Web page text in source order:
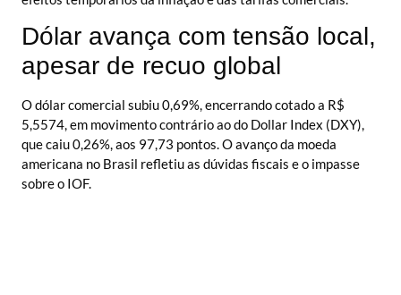
Dólar avança com tensão local,
apesar de recuo global
O dólar comercial subiu 0,69%, encerrando cotado a R$
5,5574, em movimento contrário ao do Dollar Index (DXY),
que caiu 0,26%, aos 97,73 pontos. O avanço da moeda
americana no Brasil refletiu as dúvidas fiscais e o impasse
sobre o IOF.